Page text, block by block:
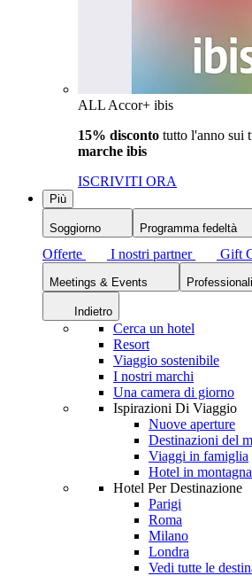
ALL Accor+ ibis
15% disconto tutto l'anno sui
marche ibis
ISCRIVITI ORA
Più
Soggiorno Programma fedeltà
Offerte
I nostri partner Gift
Meetings & Events Professionali
Indietro
Cerca un hotel
Resort
Viaggio sostenibile
I nostri marchi
Una camera di giorno
Ispirazioni Di Viaggio
Nuove aperture
Destinazioni del
Viaggi in famiglia
Hotel in montagna
Hotel Per Destinazione
Parigi
Roma
Milano
Londra
Vedi tutte le